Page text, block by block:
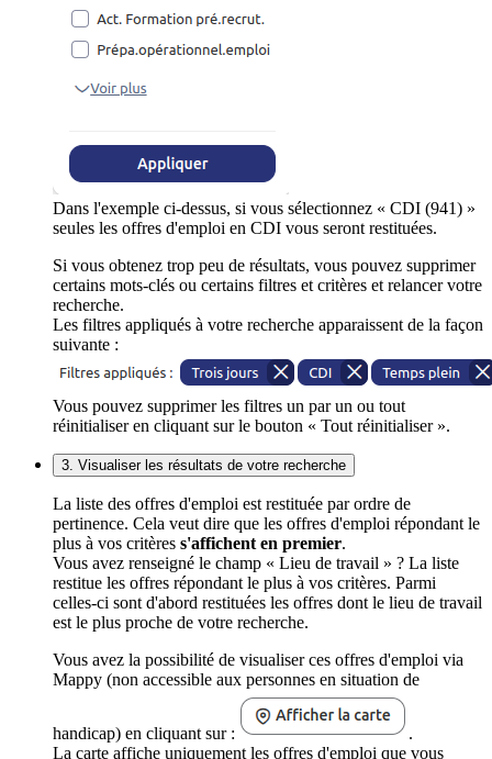
Dans l'exemple ci-dessus, si vous sélectionnez « CDI (941) »
seules les offres d'emploi en CDI vous seront restituées.
Si vous obtenez trop peu de résultats, vous pouvez supprimer
certains mots-clés ou certains filtres et critères et relancer votre
recherche.
Les filtres appliqués à votre recherche apparaissent de la façon
suivante :
Vous pouvez supprimer les filtres un par un ou tout
réinitialiser en cliquant sur le bouton « Tout réinitialiser ».
3. Visualiser les résultats de votre recherche
La liste des offres d'emploi est restituée par ordre de
pertinence. Cela veut dire que les offres d'emploi répondant le
plus à vos critères s'affichent en premier.
Vous avez renseigné le champ « Lieu de travail » ? La liste
restitue les offres répondant le plus à vos critères. Parmi
celles-ci sont d'abord restituées les offres dont le lieu de travail
est le plus proche de votre recherche.
Vous avez la possibilité de visualiser ces offres d'emploi via
Mappy (non accessible aux personnes en situation de
handicap) en cliquant sur :
.
La carte affiche uniquement les offres d'emploi que vous